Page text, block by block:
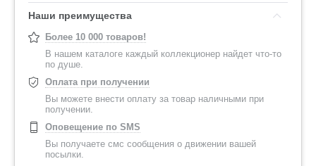
Наши преимущества
Более 10 000 товаров!
В нашем каталоге каждый коллекционер найдет что-то
по душе.
Оплата при получении
Вы можете внести оплату за товар наличными при
получении.
Оповещение по SMS
Вы получаете смс сообщения о движении вашей
посылки.